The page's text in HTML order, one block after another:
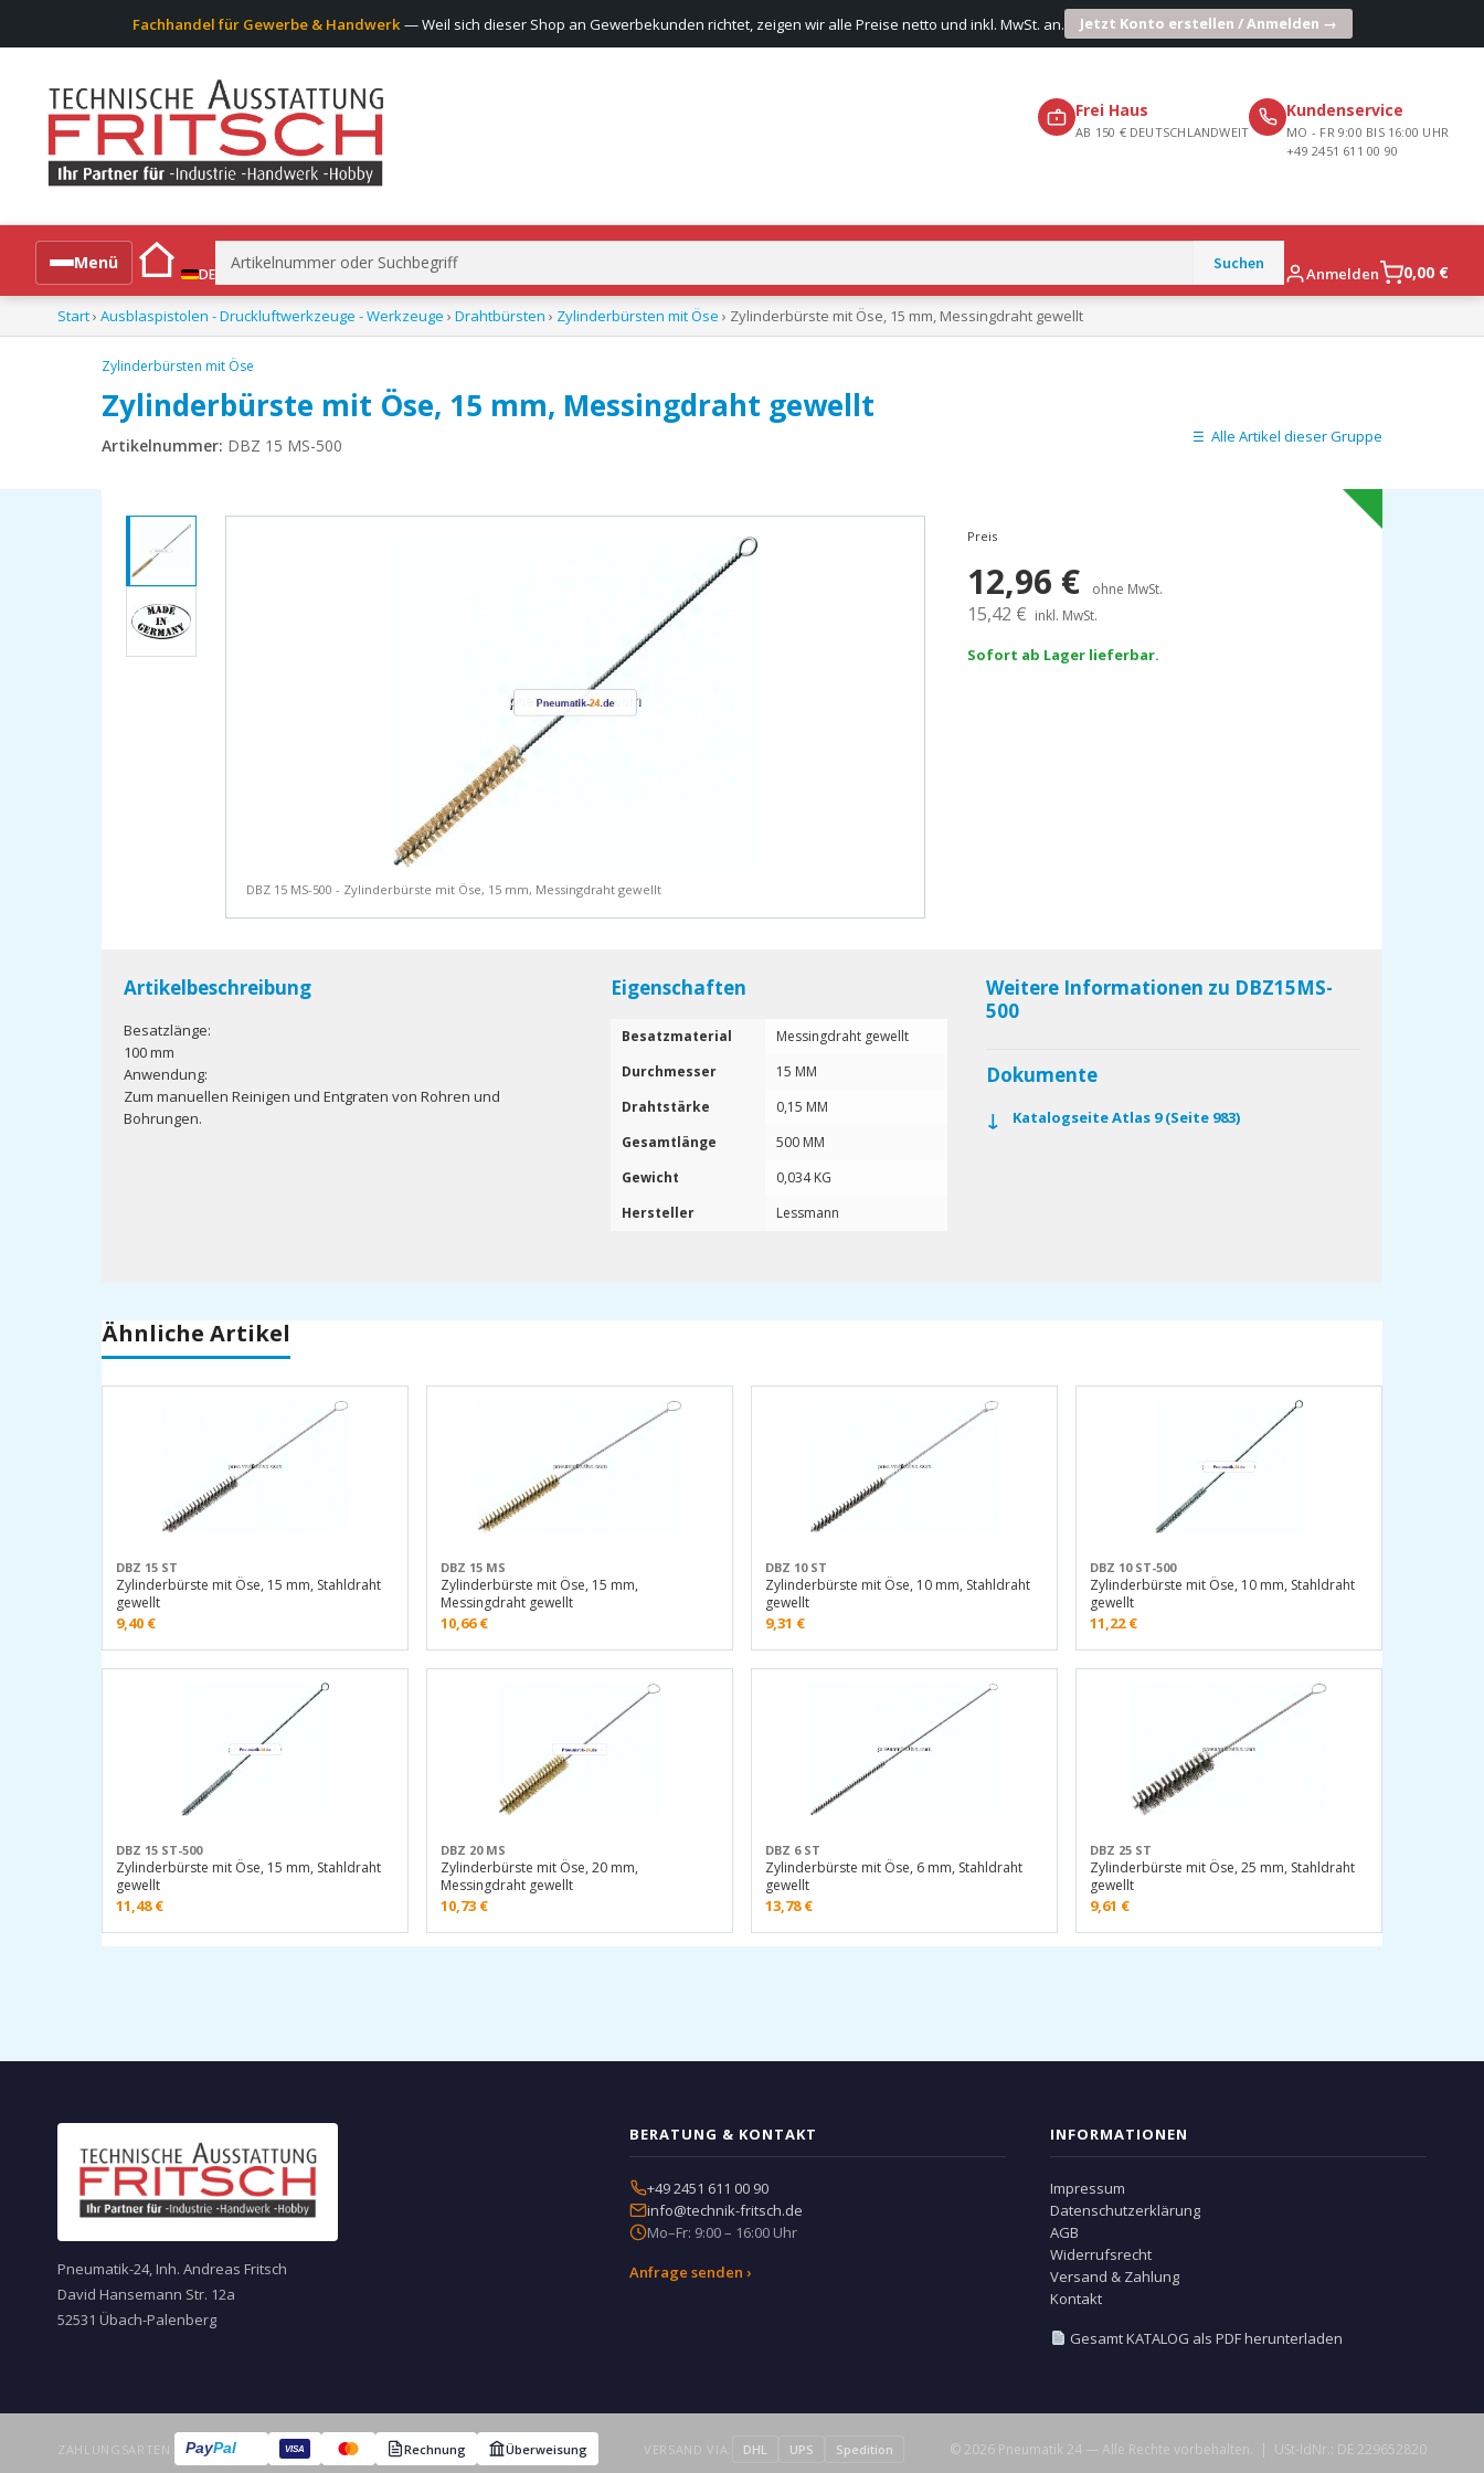
Fachhandel für Gewerbe & Handwerk — Weil sich dieser Shop an Gewerbekunden richtet, zeigen wir alle Preise netto und inkl. MwSt. an. Jetzt Konto erstellen / Anmelden →
Frei Haus
AB 150 € DEUTSCHLANDWEIT
Kundenservice
MO - FR 9:00 BIS 16:00 UHR
+49 2451 611 00 90
Menü
DE
Suchen
nach:
Anmelden 0,00 €
Alle Produkte
Start› Ausblaspistolen - Druckluftwerkzeuge - Werkzeuge › Drahtbürsten › Zylinderbürsten mit Öse › Zylinderbürste mit Öse, 15 mm, Messingdraht gewellt
Zylinderbürsten mit Öse
Zylinderbürste mit Öse, 15 mm, Messingdraht gewellt
Artikelnummer: DBZ 15 MS-500 Alle Artikel dieser Gruppe
DBZ 15 MS-500 - Zylinderbürste mit Öse, 15 mm, Messingdraht gewellt
Preis
12,96 € ohne MwSt.
15,42 € inkl. MwSt.
Sofort ab Lager lieferbar.
Artikelbeschreibung
Besatzlänge:
100 mm
Anwendung:
Zum manuellen Reinigen und Entgraten von Rohren und
Bohrungen.
Eigenschaften
Besatzmaterial
Messingdraht gewellt
Durchmesser
15 MM
Drahtstärke
0,15 MM
Gesamtlänge
500 MM
Gewicht
0,034 KG
Hersteller
Lessmann
Weitere Informationen zu DBZ15MS-
500
Dokumente
Katalogseite Atlas 9 (Seite 983)
Ähnliche Artikel
DBZ 15 ST
Zylinderbürste mit Öse, 15 mm, Stahldraht
gewellt
9,40 €
DBZ 15 MS
Zylinderbürste mit Öse, 15 mm,
Messingdraht gewellt
10,66€
DBZ 10 ST
Zylinderbürste mit Öse, 10 mm, Stahldraht
gewellt
9,31 €
DBZ 10 ST-500
Zylinderbürste mit Öse, 10 mm, Stahldraht
gewellt
11,22€
DBZ 15 ST-500
Zylinderbürste mit Öse, 15 mm, Stahldraht
gewellt
11,48€
DBZ 20 MS
Zylinderbürste mit Öse, 20 mm,
Messingdraht gewellt
10,73 €
DBZ 6 ST
Zylinderbürste mit Öse, 6 mm, Stahldraht
gewellt
13,78€
DBZ 25 ST
Zylinderbürste mit Öse, 25 mm, Stahldraht
gewellt
9,61 €
Pneumatik-24, Inh. Andreas Fritsch
David Hansemann Str. 12a
52531 Übach-Palenberg
BERATUNG & KONTAKT
+49 2451 611 00 90
info@technik-fritsch.de
Mo–Fr: 9:00 – 16:00 Uhr
Anfrage senden ›
INFORMATIONEN
Impressum
Datenschutzerklärung
AGB
Widerrufsrecht
Versand & Zahlung
Kontakt
Gesamt KATALOG als PDF herunterladen
ZAHLUNGSARTEN: PayPal VISA Rechnung Überweisung VERSAND VIA: DHL UPS Spedition © 2026 Pneumatik 24 — Alle Rechte vorbehalten. | USt-IdNr.: DE 229652820